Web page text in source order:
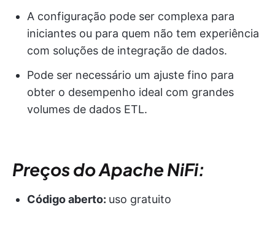
A configuração pode ser complexa para
iniciantes ou para quem não tem experiência
com soluções de integração de dados.
Pode ser necessário um ajuste fino para
obter o desempenho ideal com grandes
volumes de dados ETL.
Preços do Apache NiFi:
Código aberto: uso gratuito